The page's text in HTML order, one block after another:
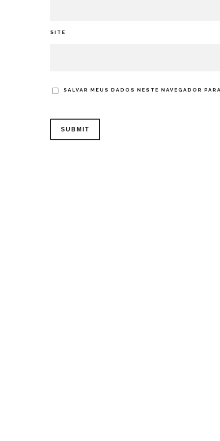
SITE
SALVAR MEUS DADOS NESTE NAVEGADOR